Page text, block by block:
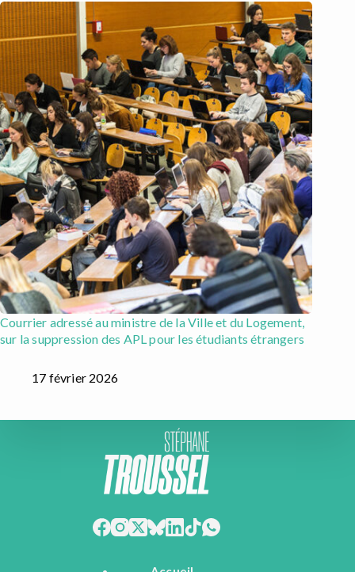
Courrier adressé au ministre de la Ville et du Logement,
sur la suppression des APL pour les étudiants étrangers
17 février 2026